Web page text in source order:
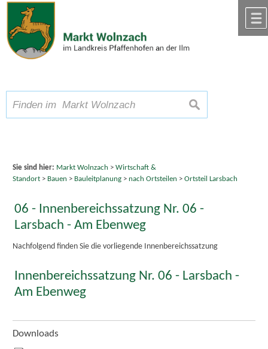
Zum Inhalt,zur Navigation
Schriftgröße A A A suchen
Sie sind hier: Markt Wolnzach > Wirtschaft &
Standort> Bauen > Bauleitplanung> nach Ortsteilen > Ortsteil Larsbach
06 - Innenbereichssatzung Nr. 06 -
Larsbach - Am Ebenweg
Nachfolgend finden Sie die vorliegende Innenbereichssatzung
Innenbereichssatzung Nr. 06 - Larsbach -
Am Ebenweg
Downloads